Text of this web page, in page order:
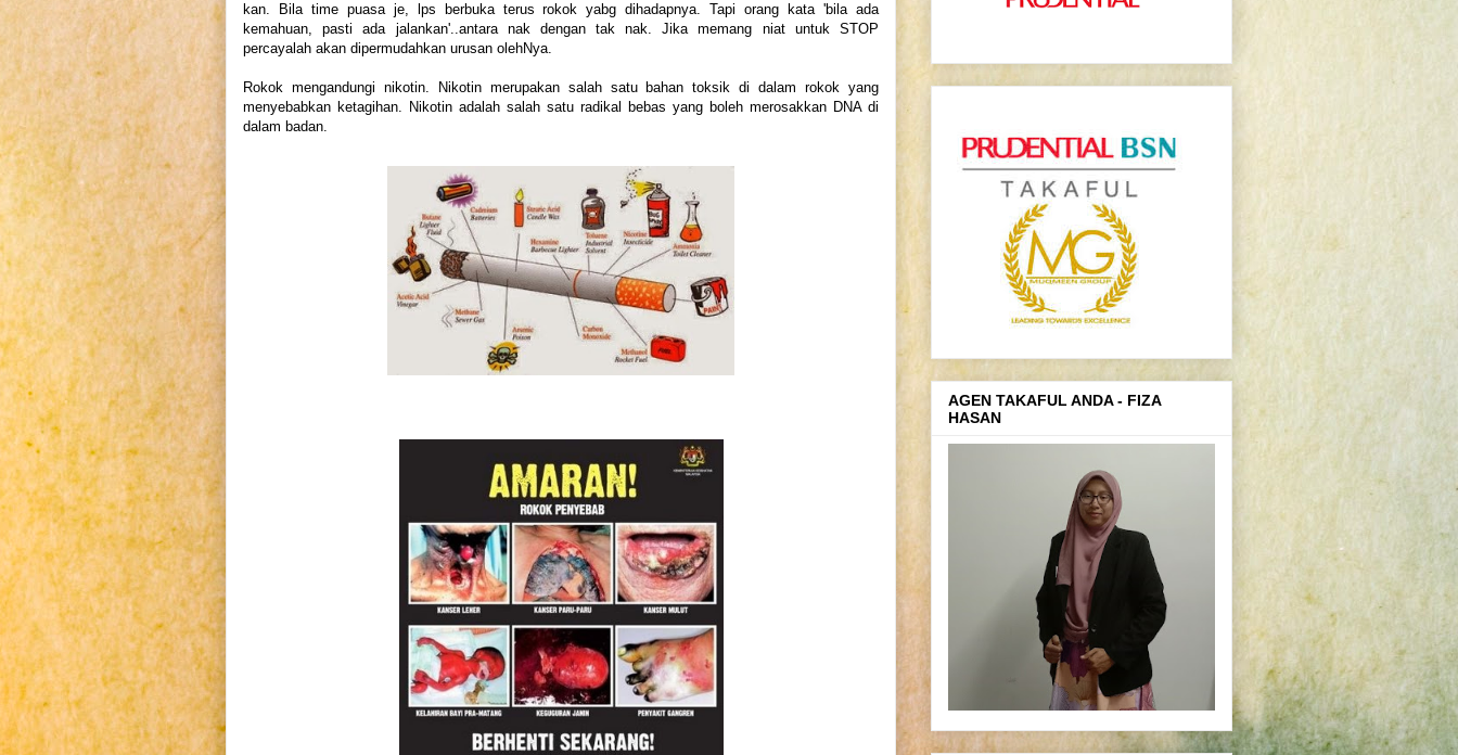
kan. Bila time puasa je, lps berbuka terus rokok yabg dihadapnya. Tapi orang kata 'bila ada
kemahuan, pasti ada jalankan'..antara nak dengan tak nak. Jika memang niat untuk STOP
percayalah akan dipermudahkan urusan olehNya.
Rokok mengandungi nikotin. Nikotin merupakan salah satu bahan toksik di dalam rokok yang
menyebabkan ketagihan. Nikotin adalah salah satu radikal bebas yang boleh merosakkan DNA di
dalam badan.
AGEN TAKAFUL ANDA - FIZA
HASAN